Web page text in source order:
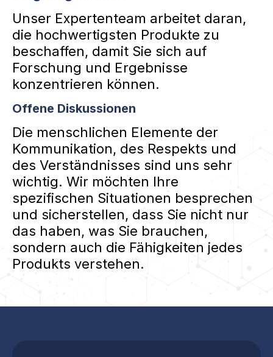
Unser Expertenteam arbeitet daran,
die hochwertigsten Produkte zu
beschaffen, damit Sie sich auf
Forschung und Ergebnisse
konzentrieren können.
Offene Diskussionen
Die menschlichen Elemente der
Kommunikation, des Respekts und
des Verständnisses sind uns sehr
wichtig. Wir möchten Ihre
spezifischen Situationen besprechen
und sicherstellen, dass Sie nicht nur
das haben, was Sie brauchen,
sondern auch die Fähigkeiten jedes
Produkts verstehen.